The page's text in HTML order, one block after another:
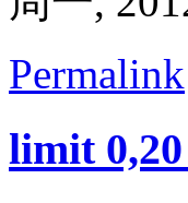
Permalink
limit